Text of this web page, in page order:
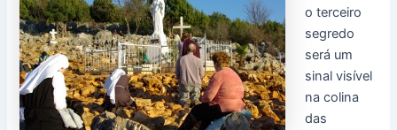
o terceiro
segredo
será um
sinal visível
na colina
das